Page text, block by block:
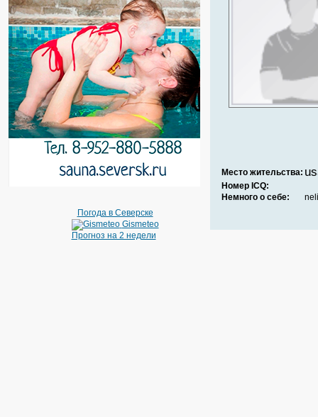
Погода в Северске
Gismeteo
Прогноз на 2 недели
Место жительства:
Номер ICQ:
Немного о себе: